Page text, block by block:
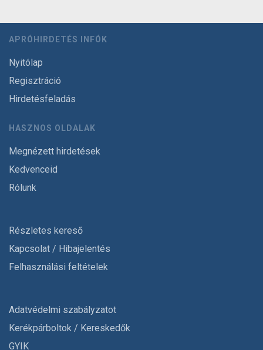
APRÓHIRDETÉS INFÓK
Nyitólap
Regisztráció
Hirdetésfeladás
HASZNOS OLDALAK
Megnézett hirdetések
Kedvenceid
Rólunk
Részletes kereső
Kapcsolat / Hibajelentés
Felhasználási feltételek
Adatvédelmi szabályzatot
Kerékpárboltok / Kereskedők
GYIK